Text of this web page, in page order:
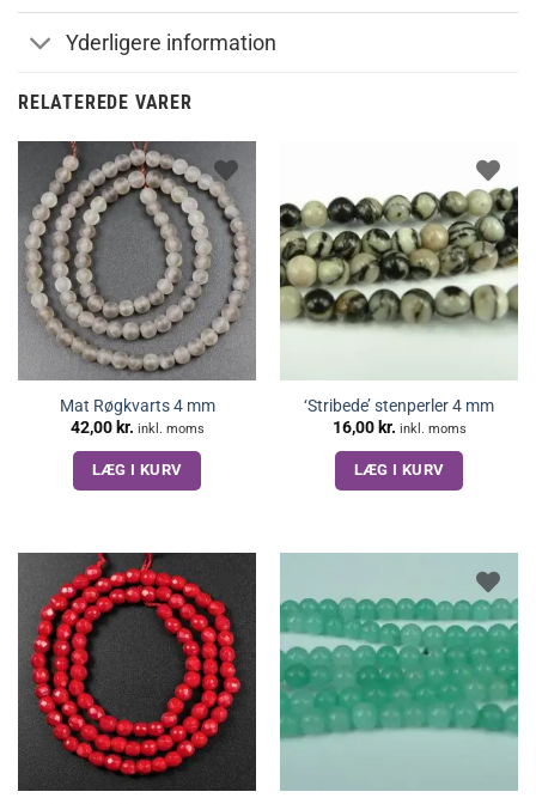
Yderligere information
RELATEREDE VARER
Mat Røgkvarts 4 mm
42,00 kr. inkl. moms
LÆG I KURV
‘Stribede’ stenperler 4 mm
16,00 kr. inkl. moms
LÆG I KURV